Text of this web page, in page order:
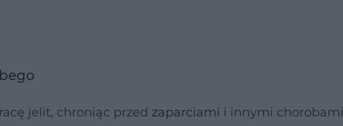
jelit, chroniąc przed zaparciami i innymi chorobami